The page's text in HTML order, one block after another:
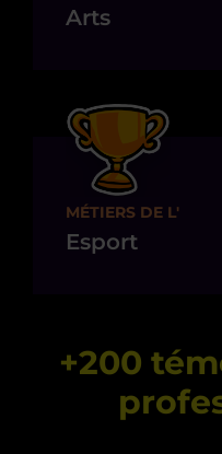
Arts
MÉTIERS DE L'
Esport
+200